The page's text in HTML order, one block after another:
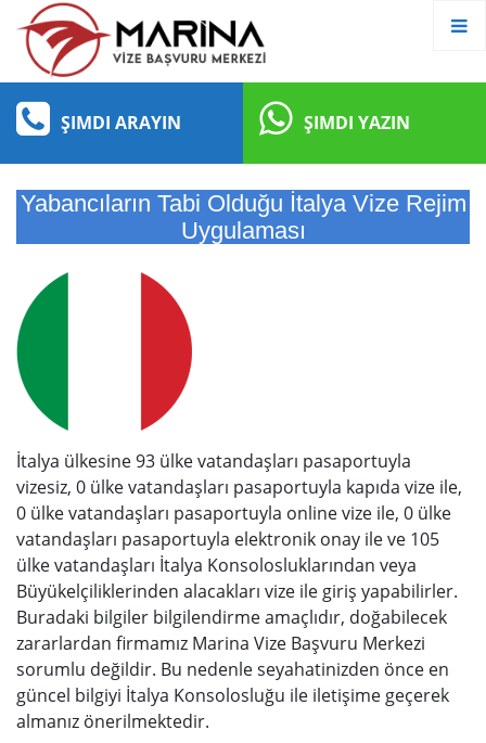
ŞIMDI ARAYIN ŞIMDI YAZIN
Yabancıların Tabi Olduğu İtalya Vize Rejim
Uygulaması
İtalya ülkesine 93 ülke vatandaşları pasaportuyla
vizesiz, 0 ülke vatandaşları pasaportuyla kapıda vize ile,
0 ülke vatandaşları pasaportuyla online vize ile, 0 ülke
vatandaşları pasaportuyla elektronik onay ile ve 105
ülke vatandaşları İtalya Konsolosluklarından veya
Büyükelçiliklerinden alacakları vize ile giriş yapabilirler.
Buradaki bilgiler bilgilendirme amaçlıdır, doğabilecek
zararlardan firmamız Marina Vize Başvuru Merkezi
sorumlu değildir. Bu nedenle seyahatinizden önce en
güncel bilgiyi İtalya Konsolosluğu ile iletişime geçerek
almanız önerilmektedir.